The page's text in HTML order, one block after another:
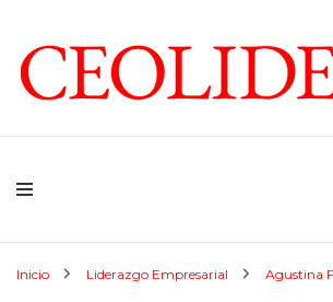
Inicio Liderazgo Empresarial Agustina